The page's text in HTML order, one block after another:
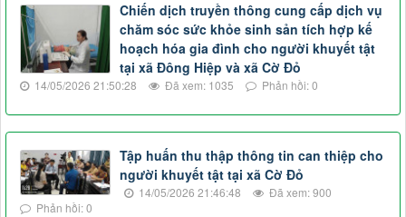
Chiến dịch truyền thông cung cấp dịch vụ
chăm sóc sức khỏe sinh sản tích hợp kế
hoạch hóa gia đình cho người khuyết tật
tại xã Đông Hiệp và xã Cờ Đỏ
14/05/2026 21:50:28 Đã xem: 1035 Phản hồi: 0
Tập huấn thu thập thông tin can thiệp cho
người khuyết tật tại xã Cờ Đỏ
14/05/2026 21:46:48
Đã xem: 900
Phản hồi: 0